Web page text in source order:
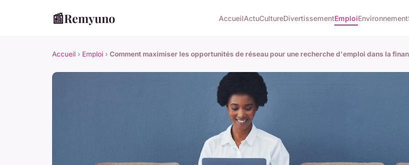
📰Remyuno AccueilActuCultureDivertissementEmploiEnvironnement
Accueil › Emploi › Comment maximiser les opportunités de réseau pour une recherche d'emploi dans la